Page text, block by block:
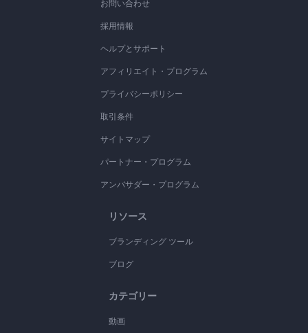
お問い合わせ
採用情報
ヘルプとサポート
アフィリエイト・プログラム
プライバシーポリシー
取引条件
サイトマップ
パートナー・プログラム
アンバサダー・プログラム
リソース
ブランディング ツール
ブログ
カテゴリー
動画